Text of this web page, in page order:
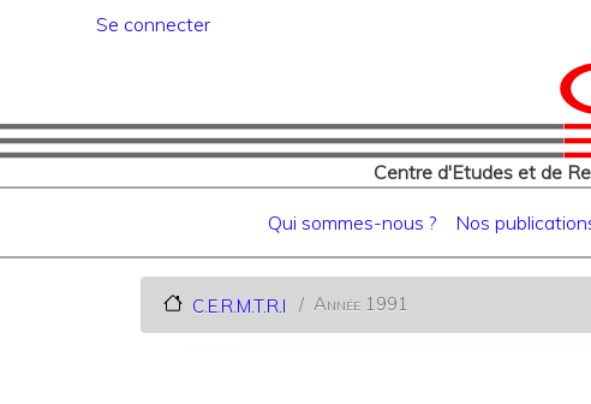
Menu du compte de l'utilisateur
Se connecter
Centre d'Etudes et de
Navigation principale
Qui sommes-nous ? Nos
C.E.R.M.T.R.I Année 1991